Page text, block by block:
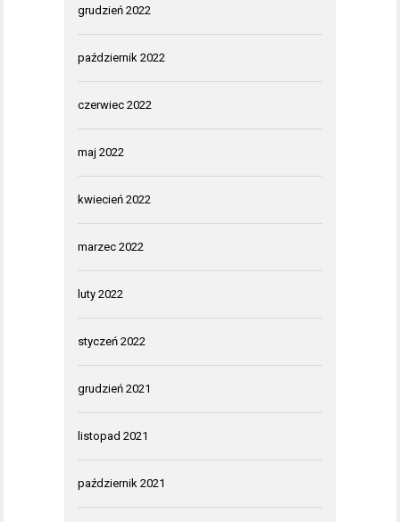
grudzień 2022
październik 2022
czerwiec 2022
maj 2022
kwiecień 2022
marzec 2022
luty 2022
styczeń 2022
grudzień 2021
listopad 2021
październik 2021